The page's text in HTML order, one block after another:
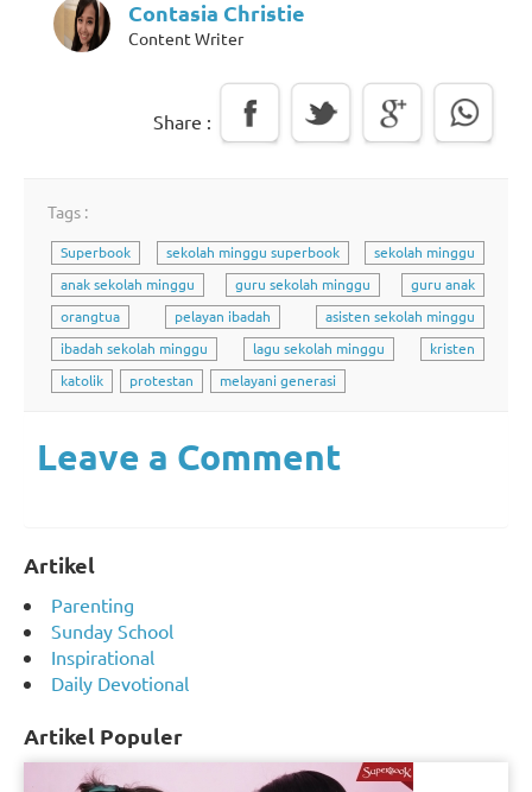
Contasia Christie
Content Writer
Share :
Tags :
Superbook sekolah minggu superbook
sekolah minggu
anak sekolah minggu
guru sekolah minggu
guru anak
orangtua
pelayan ibadah
asisten sekolah minggu
ibadah sekolah minggu
lagu sekolah minggu
kristen
katolik
protestan melayani generasi
Leave a Comment
Artikel
Parenting
Sunday School
Inspirational
Daily Devotional
Artikel Populer